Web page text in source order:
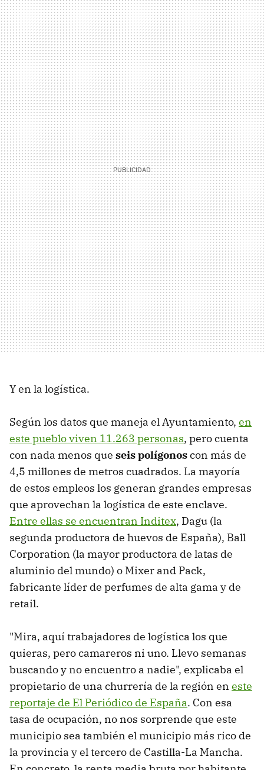
Y en la logística.
Según los datos que maneja el Ayuntamiento, en
este pueblo viven 11.263 personas, pero cuenta
con nada menos que seis polígonoscon más de
4,5 millones de metros cuadrados. La mayoría
de estos empleos los generan grandes empresas
que aprovechan la logística de este enclave.
Entre ellas se encuentran Inditex, Dagu (la
segunda productora de huevos de España), Ball
Corporation (la mayor productora de latas de
aluminio del mundo) o Mixer and Pack,
fabricante líder de perfumes de alta gama y de
retail.
"Mira, aquí trabajadores de logística los que
quieras, pero camareros ni uno. Llevo semanas
buscando y no encuentro a nadie", explicaba el
propietario de una churrería de la región en este
reportaje de El Periódico de España. Con esa
tasa de ocupación, no nos sorprende que este
municipio sea también el municipio más rico de
la provincia y el tercero de Castilla-La Mancha.